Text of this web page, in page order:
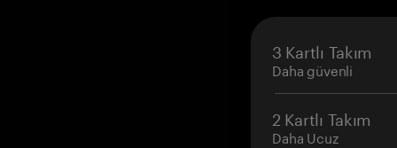
3 Kartlı Takım
Daha güvenli
2 Kartlı Takım
Daha Ucuz